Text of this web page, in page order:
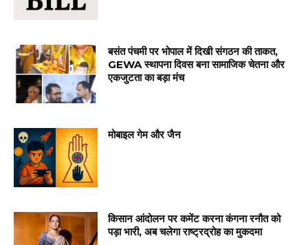
बसंत पंचमी पर भोपाल में दिखी संगठन की ताकत,
GEWA स्थापना दिवस बना सामाजिक चेतना और
एकजुटता का बड़ा मंच
मोबाइल गेम और जैन
किसान आंदोलन पर कमेंट करना कंगना रनौत को
पड़ा भारी, अब चलेगा राष्ट्रद्रोह का मुकदमा